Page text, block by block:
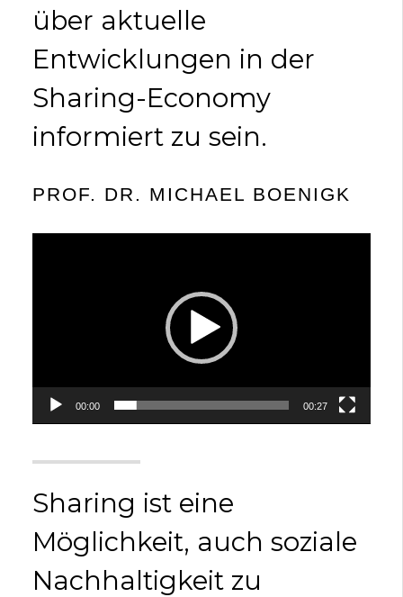
über aktuelle
Entwicklungen in der
Sharing-Economy
informiert zu sein.
PROF. DR. MICHAEL BOENIGK
00:00 00:27
Sharing ist eine
Möglichkeit, auch soziale
Nachhaltigkeit zu